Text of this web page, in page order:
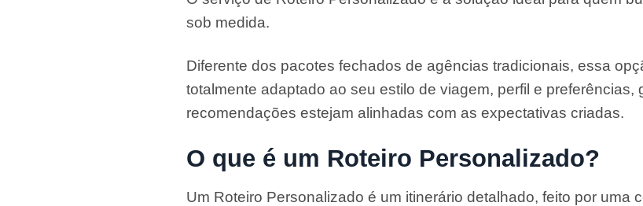
sob medida.
Diferente dos pacotes fechados de agências tradicionais, essa
totalmente adaptado ao seu estilo de viagem, perfil e preferências,
recomendações estejam alinhadas com as expectativas criadas.
O que é um Roteiro Personalizado?
Um Roteiro Personalizado é um itinerário detalhado, feito por uma